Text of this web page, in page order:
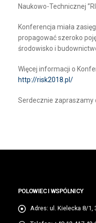
Naukowo-Technicznej
Konferencja miała
propagować szeroko
środowisko i
Więcej informacji o
http://risk2018.pl/
Serdecznie zapraszamy
POLOWIEC I WSPÓLNICY
Adres: ul. Kielecka 8/1,